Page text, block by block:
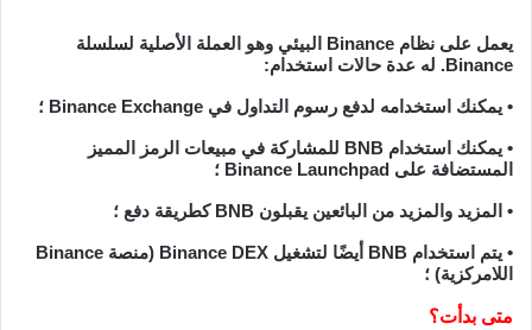
يعمل على نظام Binance البيئي وهو العملة الأصلية لسلسلة
Binance. له عدة حالات استخدام:
• يمكنك استخدامه لدفع رسوم التداول في Binance Exchange ؛
• يمكنك استخدام BNB للمشاركة في مبيعات الرمز المميز
المستضافة على Binance Launchpad ؛
• المزيد والمزيد من البائعين يقبلون BNB كطريقة دفع ؛
• يتم استخدام BNB أيضًا لتشغيل Binance DEX (منصة Binance
اللامركزية) ؛
متى بدأت؟